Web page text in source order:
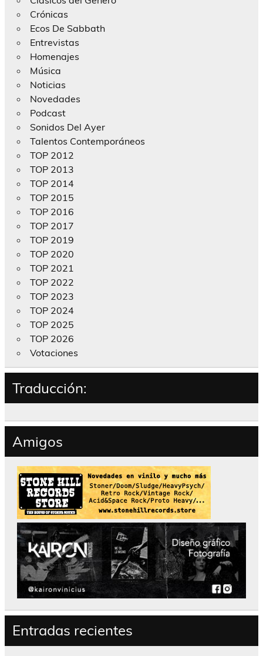
Crónicas
Ecos De Sabbath
Entrevistas
Homenajes
Música
Noticias
Novedades
Podcast
Sonidos Del Ayer
Talentos Contemporáneos
TOP 2012
TOP 2013
TOP 2014
TOP 2015
TOP 2016
TOP 2017
TOP 2019
TOP 2020
TOP 2021
TOP 2022
TOP 2023
TOP 2024
TOP 2025
TOP 2026
Votaciones
Traducción:
Amigos
Entradas recientes